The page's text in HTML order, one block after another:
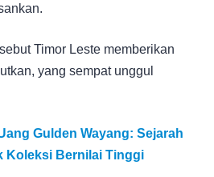
Timor Leste memberikan
yang sempat unggul
Gulden Wayang: Sejarah
Koleksi Bernilai Tinggi